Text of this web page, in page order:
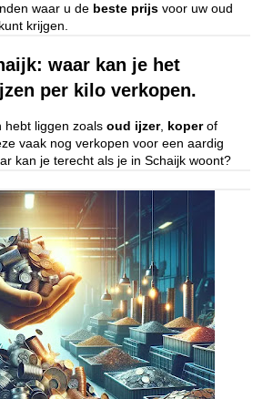
waar u de beste prijs voor uw oud
krijgen.
waar kan je het
per kilo verkopen.
hebt liggen zoals oud ijzer, koperof
vaak nog verkopen voor een aardig
kan je terecht als je in Schaijk woont?